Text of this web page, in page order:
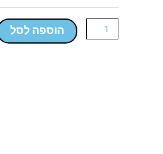
-
Deluxe
Fin
הוספה לסל